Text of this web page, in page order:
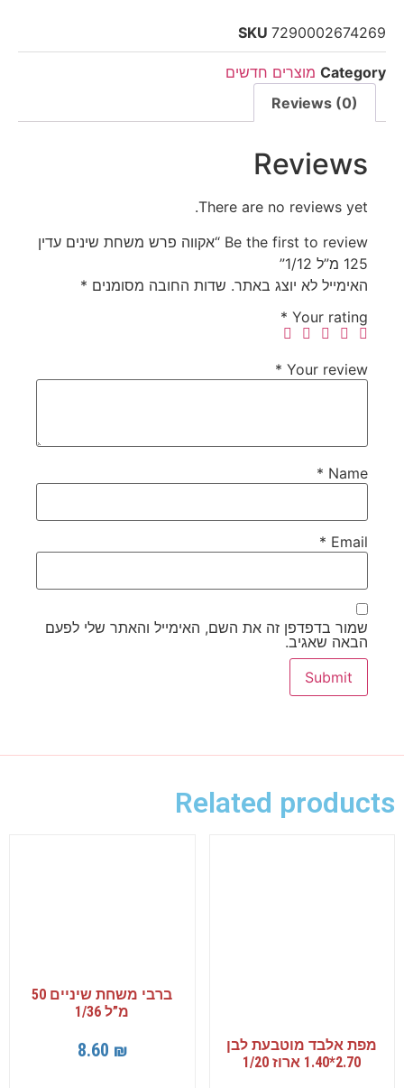
SKU 7290002674269
Category מוצרים חדשים
Reviews (0)
Reviews
There are no reviews yet.
Be the first to review “אקווה פרש משחת שינים עדין
125 מ”ל 1/12”
האימייל לא יוצג באתר. שדות החובה מסומנים *
Your rating
*
Your review
*
Name
*
Email
*
שמור בדפדפן זה את השם, האימייל והאתר שלי לפעם
הבאה שאגיב.
Related products
מפת אלבד מוטבעת לבן
2.70*1.40 ארוז 1/20
ברבי משחת שיניים 50
מ”ל 1/36
8.60 ₪